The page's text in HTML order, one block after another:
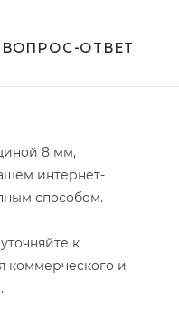
ВОПРОС-ОТВЕТ
8 мм,
интернет-
способом.
к
коммерческого и